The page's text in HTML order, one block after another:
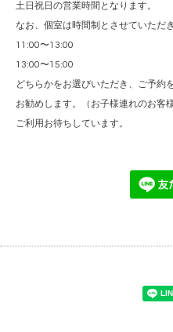
土日祝日の営業時間となります。
なお、個室は時間制とさせていただ
11:00〜13:00
13:00〜15:00
どちらかをお選びいただき、ご予約
お勧めします。（お子様連れのお客
ご利用お待ちしています。